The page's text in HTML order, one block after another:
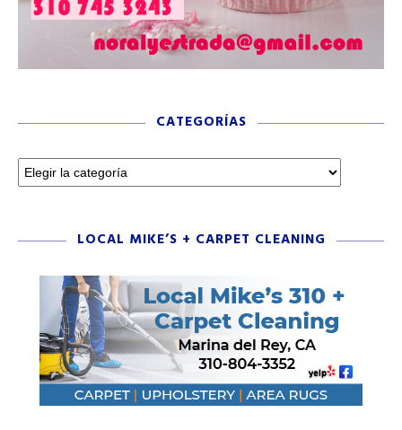
CATEGORÍAS
LOCAL MIKE’S + CARPET CLEANING